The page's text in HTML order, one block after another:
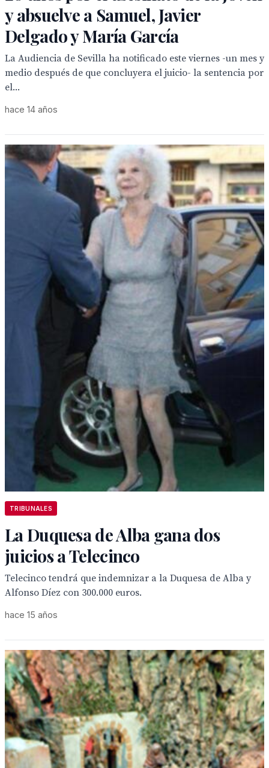
y absuelve a Samuel, Javier
Delgado y María García
La Audiencia de Sevilla ha notificado este viernes -un mes y
medio después de que concluyera el juicio- la sentencia por
el...
hace 14 años
TRIBUNALES
La Duquesa de Alba gana dos
juicios a Telecinco
Telecinco tendrá que indemnizar a la Duquesa de Alba y
Alfonso Díez con 300.000 euros.
hace 15 años